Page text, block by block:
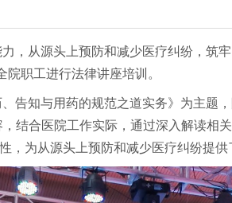
，从源头上预防和减少医疗纠纷，筑
职工进行法律讲座培训。
知与用药的规范之道实务》为主题
结合医院工作实际，通过深入解读
为从源头上预防和减少医疗纠纷提供